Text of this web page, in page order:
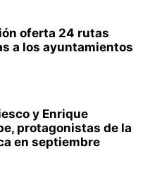
oferta 24 rutas
a los ayuntamientos
y Enrique
protagonistas de la
en septiembre